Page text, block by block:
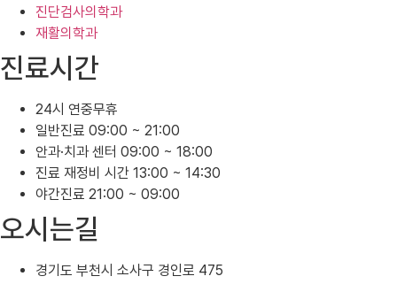
진단검사의학과
재활의학과
진료시간
24시 연중무휴
일반진료 09:00 ~ 21:00
안과·치과 센터 09:00 ~ 18:00
진료 재정비 시간 13:00 ~ 14:30
야간진료 21:00 ~ 09:00
오시는길
경기도 부천시 소사구 경인로 475